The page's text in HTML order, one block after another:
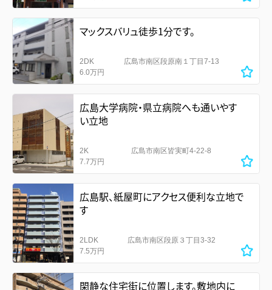
マックスバリュ徒歩1分です。
2DK
6.0万円
広島市南区段原南１丁目7-13
広島大学病院・県立病院へも通いやす
い立地
2K
7.7万円
広島市南区皆実町4-22-8
広島駅、紙屋町にアクセス便利な立地で
す
2LDK
7.5万円
広島市南区段原３丁目3-32
閑静な住宅街に位置します。敷地内に